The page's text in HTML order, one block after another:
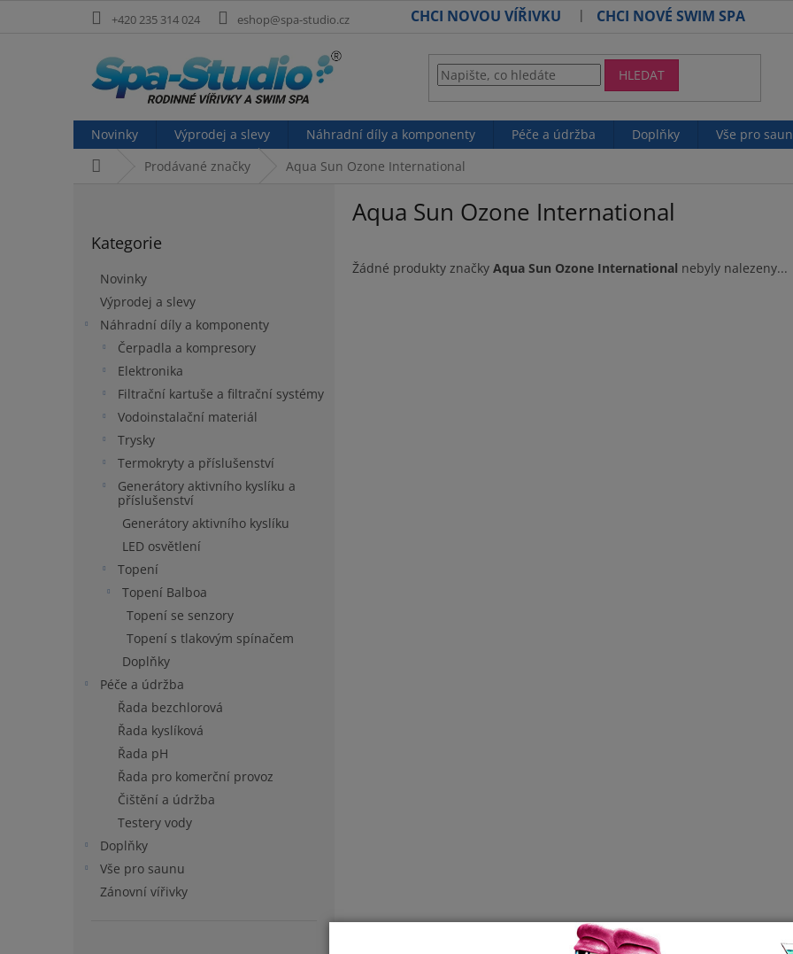
+420 235 314 024 eshop@spa-studio.cz CHCI NOVOU VÍŘIVKU CHCI NOVÉ SWIM SPA
HLEDAT
Novinky Výprodej a slevy Náhradní díly a komponenty Péče a údržba Doplňky
Vše pro
Prodávané značky Aqua Sun Ozone International
kategorie
Kategorie
Novinky
Výprodej a slevy
Náhradní díly a komponenty
Čerpadla a kompresory
Elektronika
Filtrační kartuše a filtrační systémy
Vodoinstalační materiál
Trysky
Termokryty a příslušenství
Generátory aktivního kyslíku a
příslušenství
Generátory aktivního kyslíku
LED osvětlení
Topení
Topení Balboa
Topení se senzory
Topení s tlakovým spínačem
Doplňky
Péče a údržba
Řada bezchlorová
Řada kyslíková
Řada pH
Řada pro komerční provoz
Čištění a údržba
Testery vody
Doplňky
Vše pro saunu
Zánovní vířivky
Aqua Sun Ozone International
Žádné produkty značky Aqua Sun Ozone International nebyly nalezeny...